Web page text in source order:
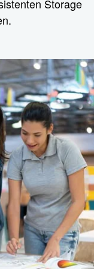
Storage